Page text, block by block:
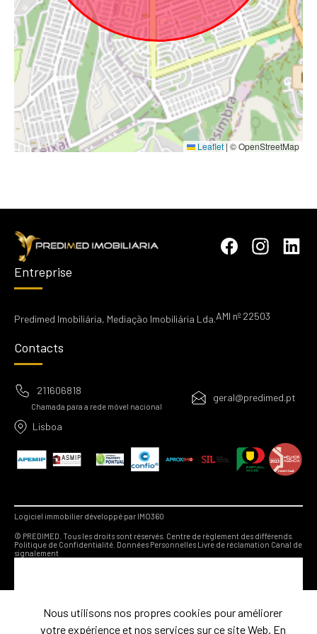
Leaflet | © OpenStreetMap
Entreprise
Predimed Imobiliária, Mediação Imobiliária Lda.AMI nº 22503
Contacts
211606818
Chamada para a rede móvel nacional
geral@predimed.pt
Lisboa
Logiciel immobilier développé par IMO360
© PREDIMED. Tous les droits sont réservés. Centre de règlement des différends.
Politique de Confidentialité. Données PersonnellesLivre de réclamation Canal de
signalement
Nous utilisons nos propres cookies pour améliorer
votre expérience et nos services sur ce site Web. En